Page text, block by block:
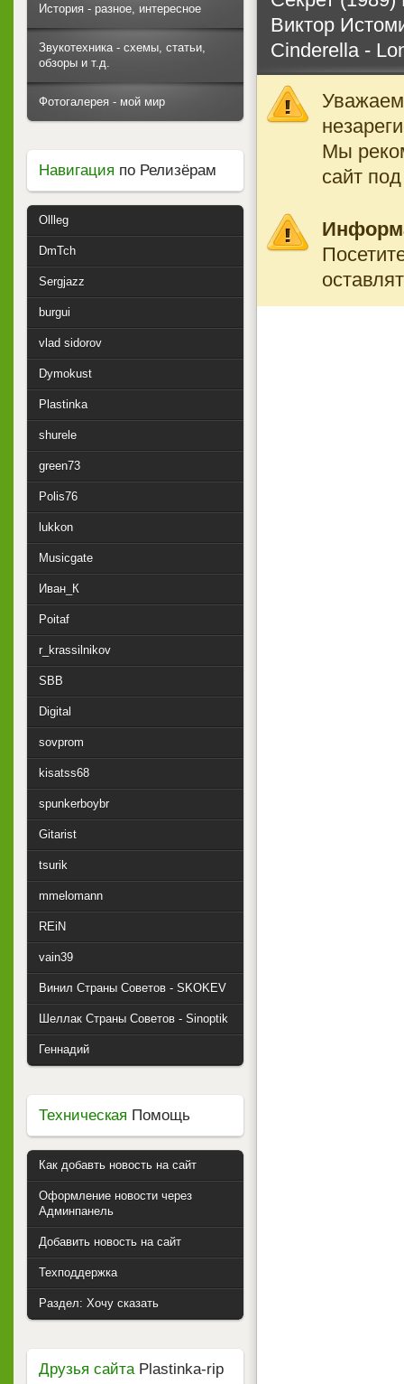
Виктор
Cinderella -
Мы
сайт
История - разное, интересное
Звукотехника - схемы, статьи,
обзоры и т.д.
Фотогалерея - мой мир
Навигация по Релизёрам
Ollleg
DmTch
Sergjazz
burgui
vlad sidorov
Dymokust
Plastinka
shurele
green73
Polis76
lukkon
Musicgate
Иван_К
Poitaf
r_krassilnikov
SBB
Digital
sovprom
kisatss68
spunkerboybr
Gitarist
tsurik
mmelomann
REiN
vain39
Винил Страны Советов - SKOKEV
Шеллак Страны Советов - Sinoptik
Геннадий
Техническая Помощь
Как добавть новость на сайт
Оформление новости через
Админпанель
Добавить новость на сайт
Техподдержка
Раздел: Хочу сказать
Друзья сайтаPlastinka-rip